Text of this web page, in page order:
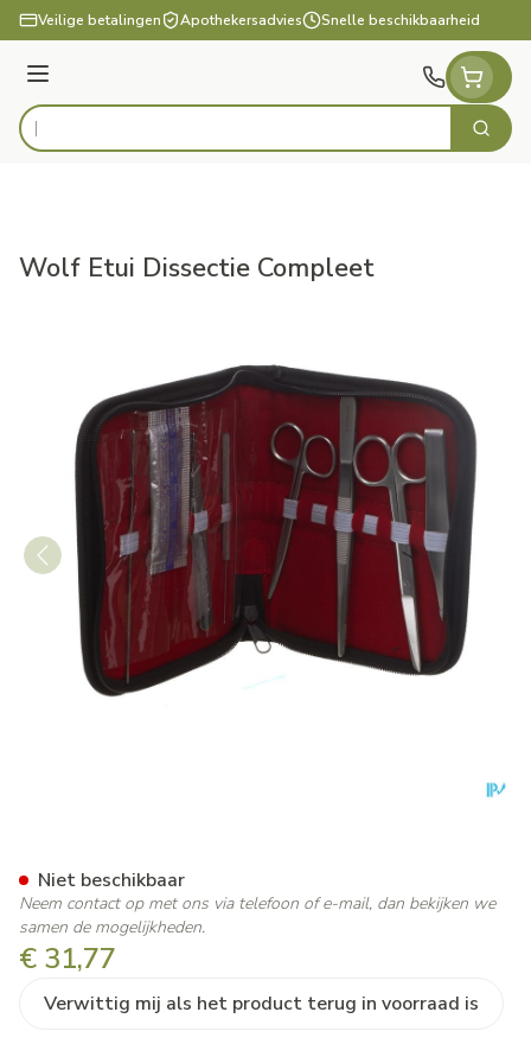
Ga naar de inhoud
Veilige betalingen Apothekersadvies Snelle beschikbaarheid
Menu
Product, merk, categorie... Zoek
Wolf Etui Dissectie Compleet
€ 31,77
Verwittig mij als het product terug in voorraad is
Niet beschikbaar
Neem contact op met ons via telefoon of e-mail, dan bekijken we
samen de mogelijkheden.